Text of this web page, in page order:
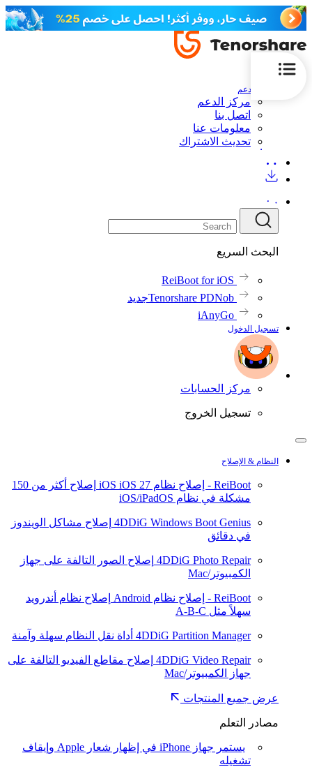
الدعم
مركز الدعم
اتصل بنا
معلومات عنا
تحديث الاشتراك
البحث السريع
ReiBoot for iOS
Tenorshare PDNobجديد
iAnyGo
تسجيل الدخول
مركز الحسابات
تسجيل الخروج
النظام & الإصلاح
ReiBoot - إصلاح نظام iOS iOS 27
إصلاح أكثر من 150
مشكلة في نظام iOS/iPadOS
4DDiG Windows Boot Genius إصلاح مشاكل الويندوز
في دقائق
4DDiG Photo Repair إصلاح الصور التالفة على جهاز
الكمبيوتر/Mac
ReiBoot - إصلاح نظام Android
إصلاح نظام أندرويد
سهلاً مثل A-B-C
4DDiG Partition Manager أداة نقل النظام سهلة وآمنة
4DDiG Video Repair إصلاح مقاطع الفيديو التالفة على
جهاز الكمبيوتر/Mac
عرض جميع المنتجات
مصادر التعلم
يستمر جهاز iPhone في إظهار شعار Apple وإيقاف
تشغيله